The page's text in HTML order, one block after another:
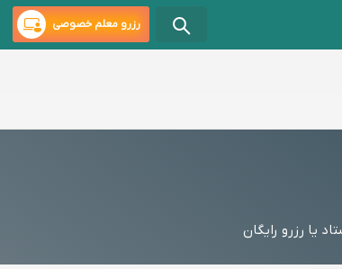
رزرو معلم خصوصی
یا رزرو رایگان